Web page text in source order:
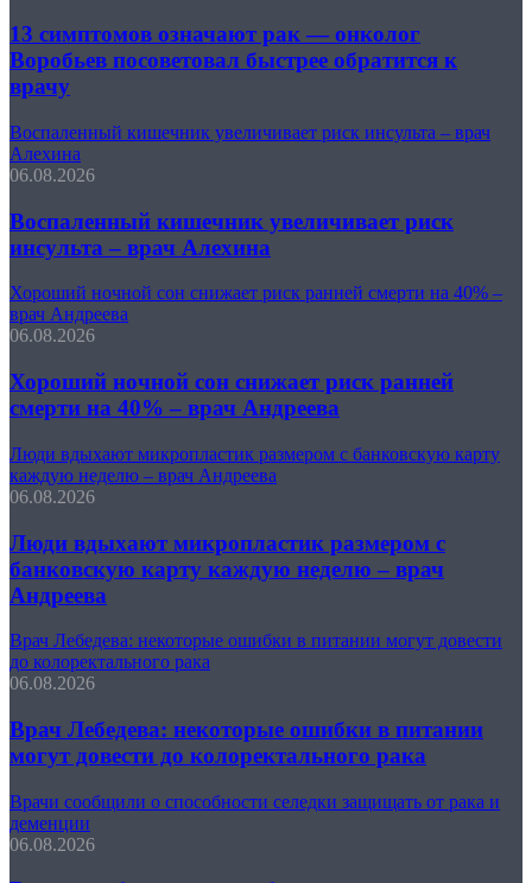
13 симптомов означают рак — онколог
Воробьев посоветовал быстрее обратится к
врачу
Воспаленный кишечник увеличивает риск инсульта – врач
Алехина
06.08.2026
Воспаленный кишечник увеличивает риск
инсульта – врач Алехина
Хороший ночной сон снижает риск ранней смерти на 40% –
врач Андреева
06.08.2026
Хороший ночной сон снижает риск ранней
смерти на 40% – врач Андреева
Люди вдыхают микропластик размером с банковскую карту
каждую неделю – врач Андреева
06.08.2026
Люди вдыхают микропластик размером с
банковскую карту каждую неделю – врач
Андреева
Врач Лебедева: некоторые ошибки в питании могут довести
до колоректального рака
06.08.2026
Врач Лебедева: некоторые ошибки в питании
могут довести до колоректального рака
Врачи сообщили о способности селедки защищать от рака и
деменции
06.08.2026